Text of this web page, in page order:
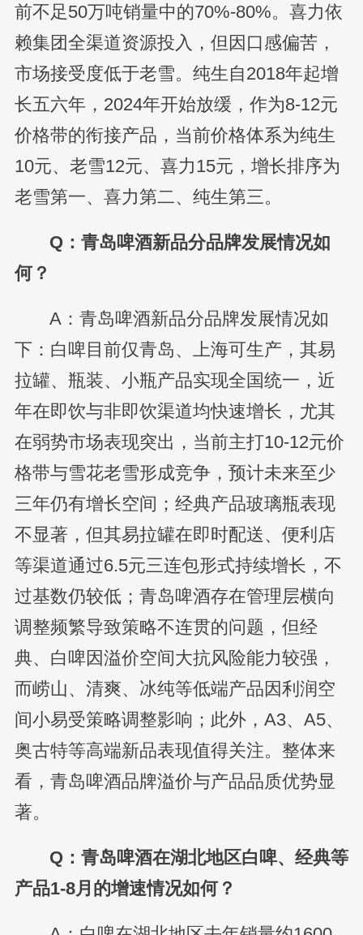
前不足50万吨销量中的70%-80%。喜力依
赖集团全渠道资源投入，但因口感偏苦，
市场接受度低于老雪。纯生自2018年起增
长五六年，2024年开始放缓，作为8-12元
价格带的衔接产品，当前价格体系为纯生
10元、老雪12元、喜力15元，增长排序为
老雪第一、喜力第二、纯生第三。
Q：青岛啤酒新品分品牌发展情况如
何？
A：青岛啤酒新品分品牌发展情况如
下：白啤目前仅青岛、上海可生产，其易
拉罐、瓶装、小瓶产品实现全国统一，近
年在即饮与非即饮渠道均快速增长，尤其
在弱势市场表现突出，当前主打10-12元价
格带与雪花老雪形成竞争，预计未来至少
三年仍有增长空间；经典产品玻璃瓶表现
不显著，但其易拉罐在即时配送、便利店
等渠道通过6.5元三连包形式持续增长，不
过基数仍较低；青岛啤酒存在管理层横向
调整频繁导致策略不连贯的问题，但经
典、白啤因溢价空间大抗风险能力较强，
而崂山、清爽、冰纯等低端产品因利润空
间小易受策略调整影响；此外，A3、A5、
奥古特等高端新品表现值得关注。整体来
看，青岛啤酒品牌溢价与产品品质优势显
著。
Q：青岛啤酒在湖北地区白啤、经典等
产品1-8月的增速情况如何？